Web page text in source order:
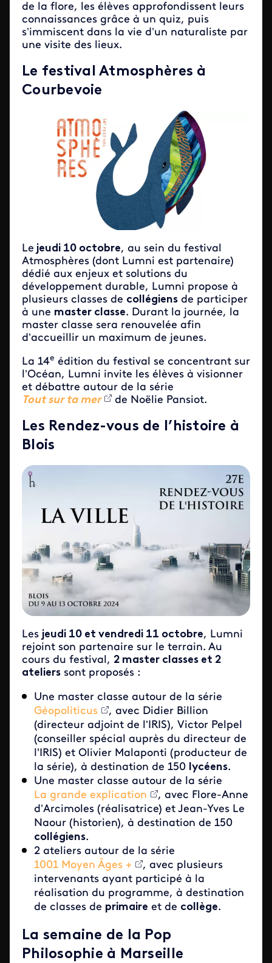
de la flore, les élèves approfondissent leurs
connaissances grâce à un quiz, puis
s’immiscent dans la vie d’un naturaliste par
une visite des lieux.
Le festival Atmosphères à
Courbevoie
Le jeudi 10 octobre, au sein du festival
Atmosphères (dont Lumni est partenaire)
dédié aux enjeux et solutions du
développement durable, Lumni propose à
plusieurs classes de collégiens de participer
à une master classe. Durant la journée, la
master classe sera renouvelée afin
d’accueillir un maximum de jeunes.
La 14e édition du festival se concentrant sur
l’Océan, Lumni invite les élèves à visionner
et débattre autour de la série
Tout sur ta mer
de Noëlie Pansiot.
Les Rendez-vous de l’histoire à
Blois
Les jeudi 10 et vendredi 11 octobre, Lumni
rejoint son partenaire sur le terrain. Au
cours du festival, 2 master classes et 2
ateliers sont proposés :
Une master classe autour de la série
Géopoliticus
, avec Didier Billion
(directeur adjoint de l’IRIS), Victor Pelpel
(conseiller spécial auprès du directeur de
l'IRIS) et Olivier Malaponti (producteur de
la série), à destination de 150 lycéens.
Une master classe autour de la série
La grande explication
, avec Flore-Anne
d’Arcimoles (réalisatrice) et Jean-Yves Le
Naour (historien), à destination de 150
collégiens.
2 ateliers autour de la série
1001 Moyen Âges +
, avec plusieurs
intervenants ayant participé à la
réalisation du programme, à destination
de classes de primaire et de collège.
La semaine de la Pop
Philosophie à Marseille